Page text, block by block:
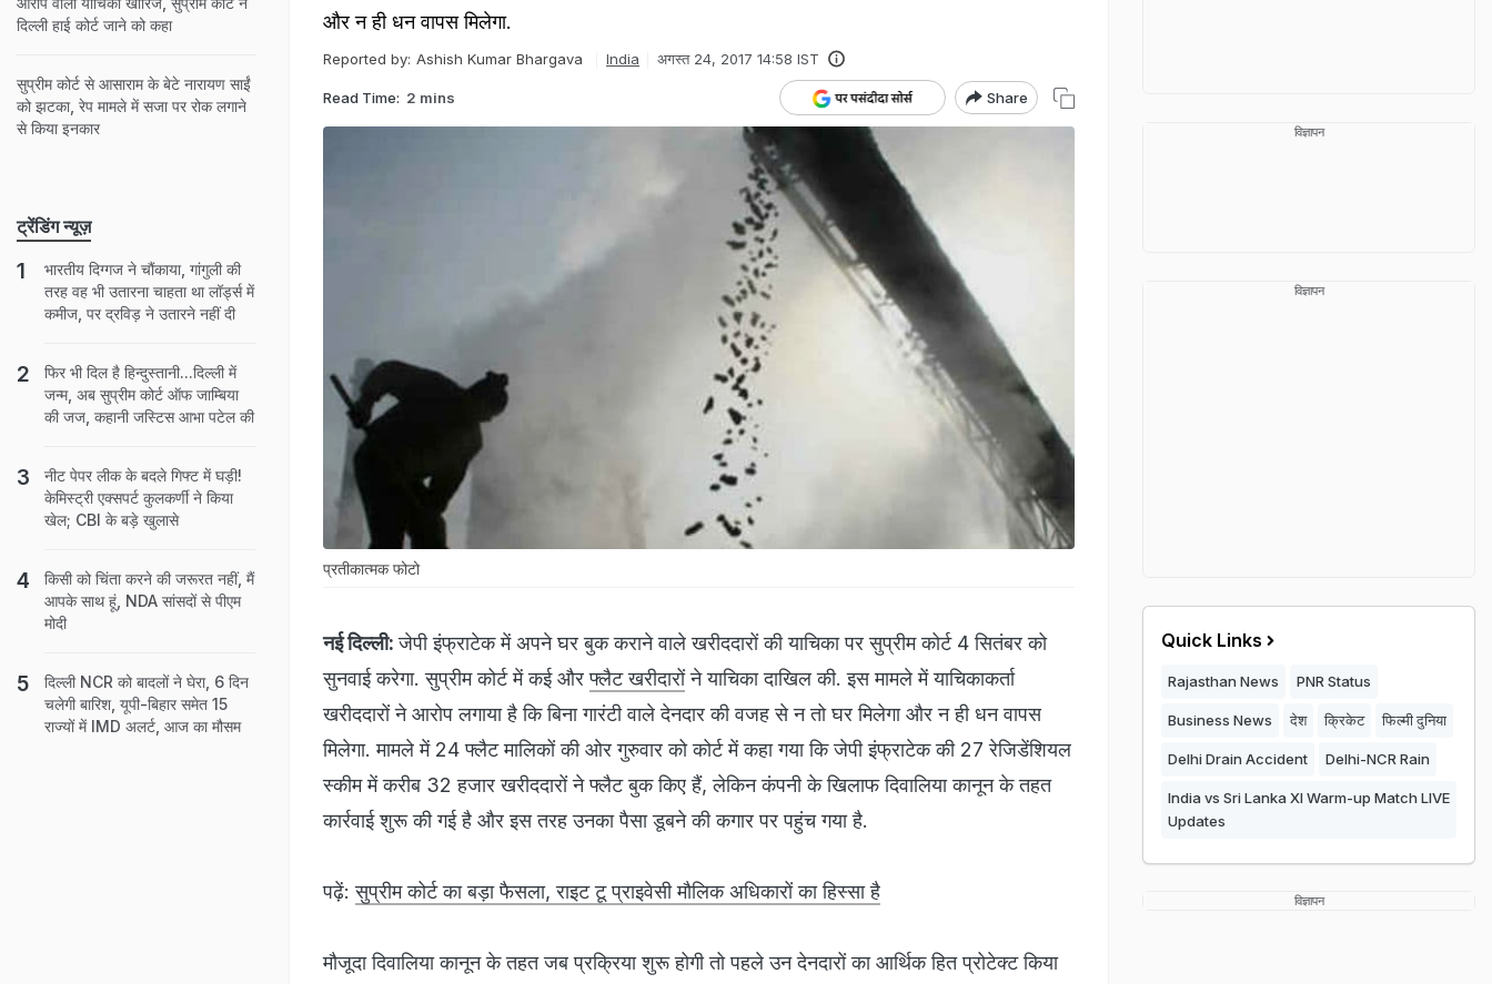
और न ही धन वापस मिलेगा.
Reported by: Ashish Kumar Bhargava India अगस्त 24, 2017 14:58 IST
Read Time: 2 mins Share
प्रतीकात्मक फोटो
नई दिल्ली: जेपी इंफ्राटेक में अपने घर बुक कराने वाले खरीददारों की याचिका पर सुप्रीम कोर्ट 4 सितंबर को
सुनवाई करेगा. सुप्रीम कोर्ट में कई औरफ्लैट खरीदारोंने याचिका दाखिल की. इस मामले में याचिकाकर्ता
खरीददारों ने आरोप लगाया है कि बिना गारंटी वाले देनदार की वजह से न तो घर मिलेगा और न ही धन वापस
मिलेगा. मामले में 24 फ्लैट मालिकों की ओर गुरुवार को कोर्ट में कहा गया कि जेपी इंफ्राटेक की 27 रेजिडेंशियल
स्कीम में करीब 32 हजार खरीददारों ने फ्लैट बुक किए हैं, लेकिन कंपनी के खिलाफ दिवालिया कानून के तहत
कार्रवाई शुरू की गई है और इस तरह उनका पैसा डूबने की कगार पर पहुंच गया है.
पढ़ें:सुप्रीम कोर्ट का बड़ा फैसला, राइट टू प्राइवेसी मौलिक अधिकारों का हिस्सा है
मौजूदा दिवालिया कानून के तहत जब प्रक्रिया शुरू होगी तो पहले उन देनदारों का आर्थिक हित प्रोटेक्ट किया
दिल्ली हाई कोर्ट जाने को कहा
सुप्रीम कोर्ट से आसाराम के बेटे नारायण साईं
को झटका, रेप मामले में सजा पर रोक लगाने
से किया इनकार
ट्रेंडिंग न्यूज़
भारतीय दिग्गज ने चौंकाया, गांगुली की
तरह वह भी उतारना चाहता था लॉर्ड्स में
कमीज, पर द्रविड़ ने उतारने नहीं दी
फिर भी दिल है हिन्दुस्तानी...दिल्ली में
जन्म, अब सुप्रीम कोर्ट ऑफ जाम्बिया
की जज, कहानी जस्टिस आभा पटेल की
नीट पेपर लीक के बदले गिफ्ट में घड़ी!
केमिस्ट्री एक्सपर्ट कुलकर्णी ने किया
खेल; CBI के बड़े खुलासे
किसी को चिंता करने की जरूरत नहीं, मैं
आपके साथ हूं, NDA सांसदों से पीएम
मोदी
दिल्ली NCR को बादलों ने घेरा, 6 दिन
चलेगी बारिश, यूपी-बिहार समेत 15
राज्यों में IMD अलर्ट, आज का मौसम
विज्ञापन
विज्ञापन
Quick Links
Rajasthan News PNR Status
Business News देश क्रिकेट फिल्मी दुनिया
Delhi Drain Accident Delhi-NCR Rain
India vs Sri Lanka XI Warm-up Match LIVE
Updates
विज्ञापन